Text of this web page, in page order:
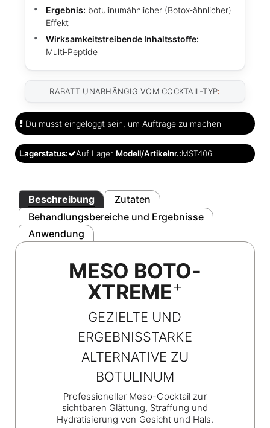
Ergebnis: botulinumähnlicher (Botox‑ähnlicher)
Effekt
Wirksamkeitstreibende Inhaltsstoffe:
Multi‑Peptide
RABATT UNABHÄNGIG VOM COCKTAIL‑TYP:
Du musst eingeloggt sein, um Aufträge zu machen
Lagerstatus: Auf Lager Modell/Artikelnr.:MST406
Beschreibung
Zutaten
Behandlungsbereiche und Ergebnisse
Anwendung
MESO BOTO-
XTREME+
GEZIELTE UND
ERGEBNISSTARKE
ALTERNATIVE ZU
BOTULINUM
Professioneller Meso-Cocktail zur
sichtbaren Glättung, Straffung und
Hydratisierung von Gesicht und Hals.